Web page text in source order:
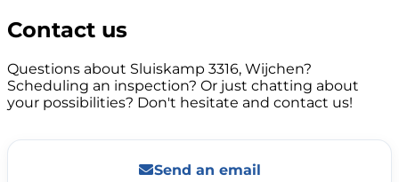
Contact us
Questions about Sluiskamp 3316, Wijchen?
Scheduling an inspection? Or just chatting about
your possibilities? Don't hesitate and contact us!
Send an email